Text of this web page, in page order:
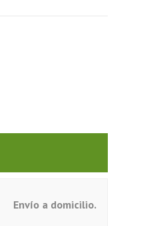
Envío a domicilio.